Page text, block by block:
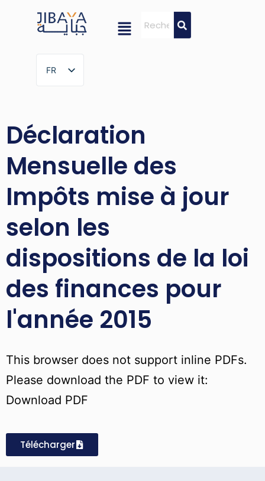
FR
FR
Déclaration
Mensuelle des
Impôts mise à jour
selon les
dispositions de la loi
des finances pour
l'année 2015
This browser does not support inline PDFs.
Please download the PDF to view it:
Download PDF
Télécharger